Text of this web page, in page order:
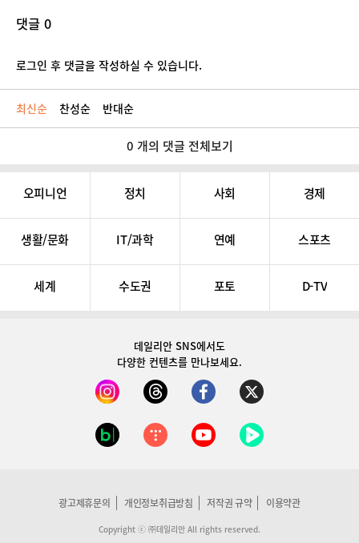
댓글 0
로그인 후 댓글을 작성하실 수 있습니다.
최신순 찬성순 반대순
0 개의 댓글 전체보기
오피니언 정치 사회 경제
생활/문화 IT/과학 연예 스포츠
세계 수도권 포토 D-TV
데일리안 SNS에서도
다양한 컨텐츠를 만나보세요.
광고제휴문의 개인정보취급방침 저작권 규약 이용약관
Copyright ⓒ ㈜데일리안 All rights reserved.